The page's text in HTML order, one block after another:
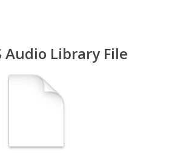
Audio Library File